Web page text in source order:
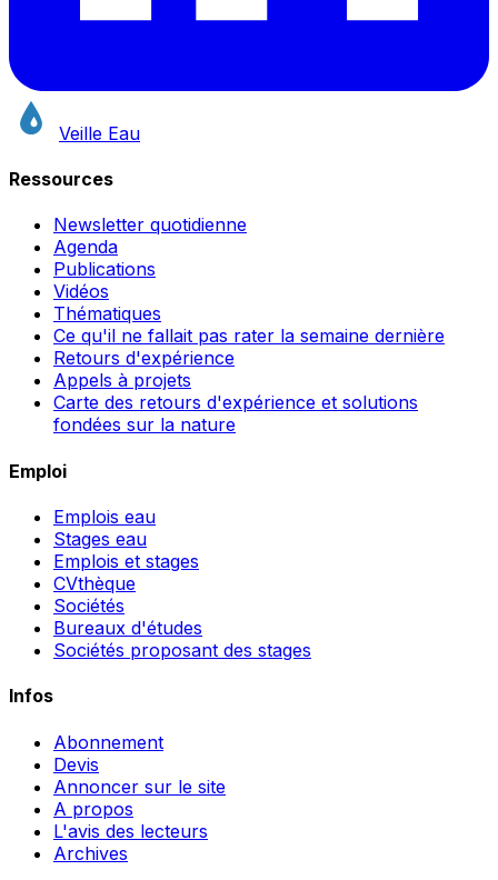
Veille Eau
Ressources
Newsletter quotidienne
Agenda
Publications
Vidéos
Thématiques
Ce qu'il ne fallait pas rater la semaine dernière
Retours d'expérience
Appels à projets
Carte des retours d'expérience et solutions
fondées sur la nature
Emploi
Emplois eau
Stages eau
Emplois et stages
CVthèque
Sociétés
Bureaux d'études
Sociétés proposant des stages
Infos
Abonnement
Devis
Annoncer sur le site
A propos
L'avis des lecteurs
Archives